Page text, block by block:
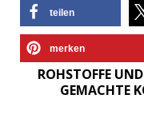
teilen
merken
ROHSTOFFE
GEMACHTE